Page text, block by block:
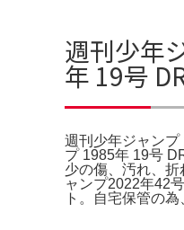
週刊少年
年 19号
週刊少年ジャン
プ 1985年 19号
少の傷、汚れ、
ャンプ2022年42
ト。自宅保管の